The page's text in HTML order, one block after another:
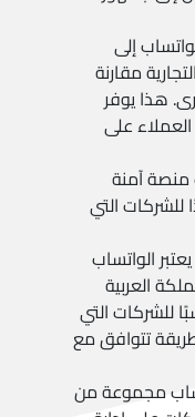
إلى
مقارنة
هذا يوفر
على
منصة آمنة
للشركات التي
يعتبر الواتساب
العربية
للشركات التي
تتوافق مع
مجموعة من